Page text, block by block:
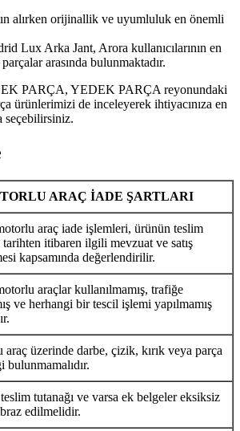
alırken orijinallik ve uyumluluk en önemli
Lux Arka Jant, Arora kullanıcılarının en
arasında bulunmaktadır.
PARÇA, YEDEK PARÇA reyonundaki
ürünlerimizi de inceleyerek ihtiyacınıza en
seçebilirsiniz.
ARAÇ İADE ŞARTLARI
araç iade işlemleri, ürünün teslim
tarihten itibaren ilgili mevzuat ve satış
kapsamında değerlendirilir.
araçlar kullanılmamış, trafiğe
ve herhangi bir tescil işlemi yapılmamış
üzerinde darbe, çizik, kırık veya parça
bulunmamalıdır.
tutanağı ve varsa ek belgeler eksiksiz
edilmelidir.